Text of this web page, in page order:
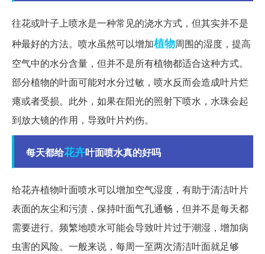
往花或叶子上喷水是一种常见的浇水方式，但其实并不是
种最好的方法。喷水虽然可以增加植物周围的湿度，提高
空气中的水分含量，但并不是所有植物都适合这种方式。
部分植物的叶面可能对水分过敏，喷水反而会造成叶片烂
瘪或者受损。此外，如果在阳光的照射下喷水，水珠会起
到放大镜的作用，导致叶片灼伤。
每天都给花卉叶面喷水真的好吗
给花卉植物叶面喷水可以增加空气湿度，有助于清洁叶片
表面的灰尘和污渍，保持叶面气孔通畅，但并不是每天都
需要进行。频繁地喷水可能会导致叶片过于潮湿，增加病
虫害的风险。一般来说，每周一至两次清洁叶面就足够